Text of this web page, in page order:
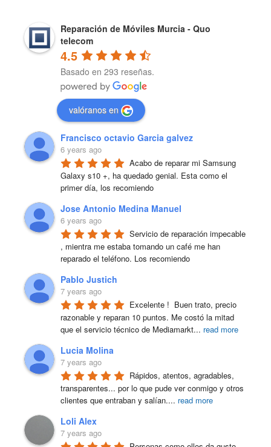
Reparación de Móviles Murcia - Quo
telecom
4.5
Basado en 293 reseñas.
valóranos en
Francisco octavio Garcia galvez
6 years ago
Acabo de reparar mi Samsung
Galaxy s10 +, ha quedado genial. Esta como el
primer día, los recomiendo
Jose Antonio Medina Manuel
6 years ago
Servicio de reparación impecable
, mientra me estaba tomando un café me han
reparado el teléfono. Los recomiendo
Pablo Justich
7 years ago
Excelente !  Buen trato, precio
razonable y reparan 10 puntos. Me costó la mitad
que el servicio técnico de Mediamarkt... read more
Lucia Molina
7 years ago
Rápidos, atentos, agradables,
transparentes... por lo que pude ver conmigo y otros
clientes que entraban y salían.... read more
Loli Alex
7 years ago